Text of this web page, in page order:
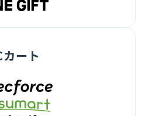
カート